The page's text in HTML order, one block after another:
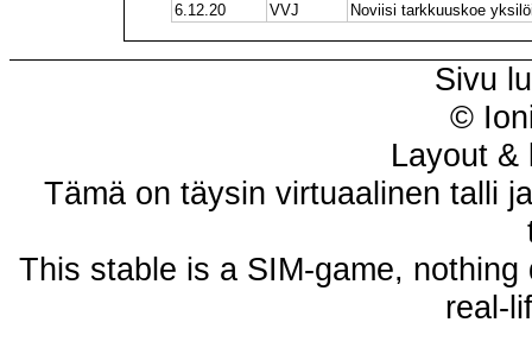
6.12.20
VVJ Noviisi tarkkuuskoe
Sivu
©
Layout &
Tämä on täysin virtuaalinen talli
This stable is a SIM-game,
real-